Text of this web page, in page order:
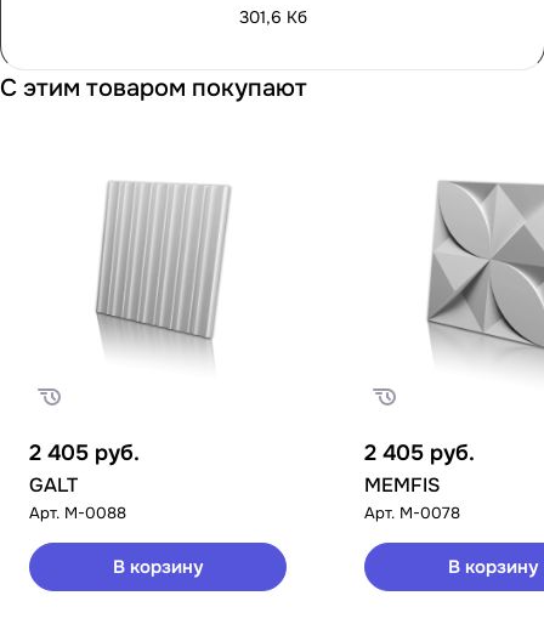
301,6 Кб
С этим товаром покупают
2 405 руб.
GALT
Арт. M-0088
В корзину
2 405 руб.
MEMFIS
Арт. M-0078
В корзину